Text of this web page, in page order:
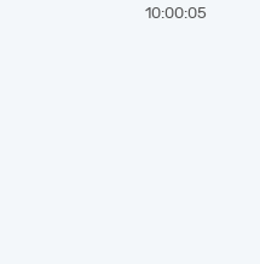
10:00:05